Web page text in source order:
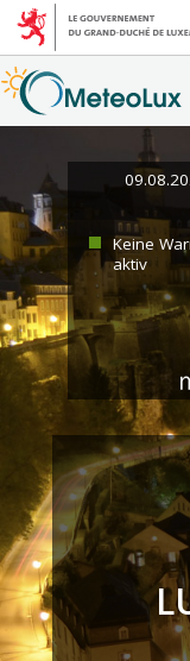
Keine
aktiv